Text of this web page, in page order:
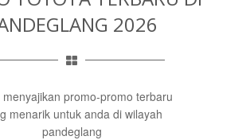
2026
menyajikan promo-promo terbaru
menarik untuk anda di wilayah
pandeglang